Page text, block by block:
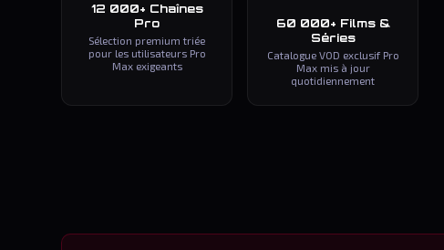
12 000+ Chaînes
Pro
Sélection premium triée
pour les utilisateurs Pro
Max exigeants
60 000+ Films &
Séries
Catalogue VOD exclusif Pro
Max mis à jour
quotidiennement